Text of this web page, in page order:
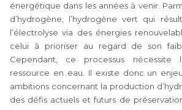
énergétique dans les années à venir.
d’hydrogène, l’hydrogène vert qui
l’électrolyse via des énergies
celui à prioriser au regard de son
Cependant, ce processus nécessite
ressource en eau. Il existe donc un
ambitions concernant la production
des défis actuels et futurs de